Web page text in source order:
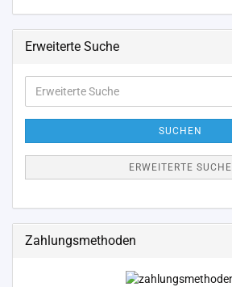
Erweiterte Suche
Suche
SUCHEN
ERWEITERTE SUCHE
Zahlungsmethoden